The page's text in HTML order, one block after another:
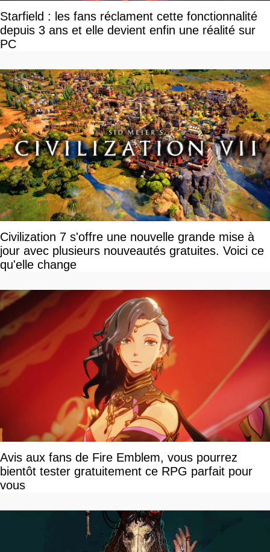
Starfield : les fans réclament cette fonctionnalité
depuis 3 ans et elle devient enfin une réalité sur
PC
Civilization 7 s'offre une nouvelle grande mise à
jour avec plusieurs nouveautés gratuites. Voici ce
qu'elle change
Avis aux fans de Fire Emblem, vous pourrez
bientôt tester gratuitement ce RPG parfait pour
vous